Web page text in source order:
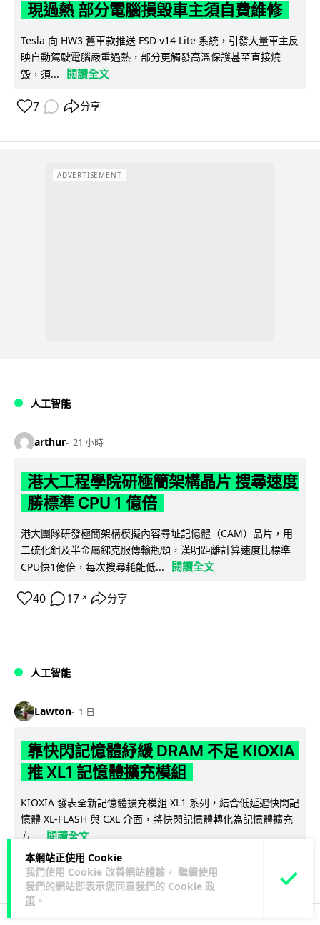
本網站正使用 Cookie
我們使用 Cookie 改善網站體驗。 繼續使用
我們的網站即表示您同意我們的 Cookie 政
策 。
現過熱 部分電腦損毀車主須自費維修
Tesla 向 HW3 舊車款推送 FSD v14 Lite 系統，引發大量車主反
映自動駕駛電腦嚴重過熱，部分更觸發高溫保護甚至直接燒
毀，須...
閱讀全文
7 分享
ADVERTISEMENT
人工智能
arthur 21 小時
港大工程學院研極簡架構晶片 搜尋速度
勝標準 CPU 1 億倍
港大團隊研發極簡架構模擬內容尋址記憶體（CAM）晶片，用
二硫化鉬及半金屬銻克服傳輸瓶頸，漢明距離計算速度比標準
CPU快1億倍，每次搜尋耗能低...
閱讀全文
40 17 ↗ 分享
人工智能
Lawton 1 日
靠快閃記憶體紓緩 DRAM 不足 KIOXIA
推 XL1 記憶體擴充模組
KIOXIA 發表全新記憶體擴充模組 XL1 系列，結合低延遲快閃記
憶體 XL-FLASH 與 CXL 介面，將快閃記憶體轉化為記憶體擴充
方...
閱讀全文
84 5 分享